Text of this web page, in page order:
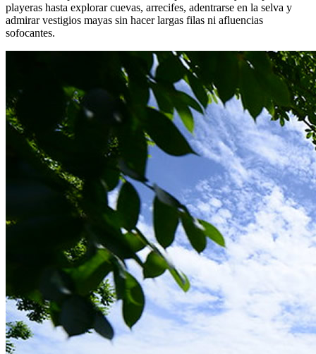
playeras hasta explorar cuevas, arrecifes, adentrarse en la selva y
admirar vestigios mayas sin hacer largas filas ni afluencias
sofocantes.